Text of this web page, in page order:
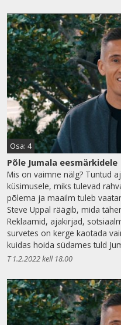
Osa: 4
Põle Jumala eesmärkidele
Mis on vaimne nälg? Tuntud
küsimusele, miks tulevad
põlema ja maailm tuleb
Steve Uppal räägib, mida
Reklaamid, ajakirjad,
survetes on kerge kaotada
kuidas hoida südames tuld
T 1.2.2022 kell 18.00